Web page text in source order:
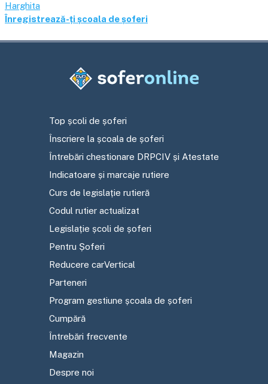
Harghita
Înregistrează-ți școala de șoferi
Top școli de șoferi
Înscriere la școala de șoferi
Întrebări chestionare DRPCIV și Atestate
Indicatoare și marcaje rutiere
Curs de legislație rutieră
Codul rutier actualizat
Legislație școli de șoferi
Pentru Șoferi
Reducere carVertical
Parteneri
Program gestiune școala de șoferi
Cumpără
Întrebări frecvente
Magazin
Despre noi